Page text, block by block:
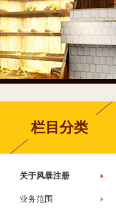
栏目分类
关于风暴注册
业务范围